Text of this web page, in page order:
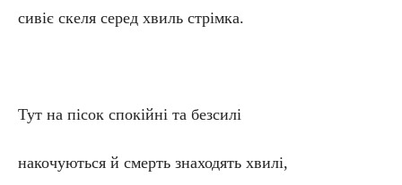
сивіє скеля серед хвиль стрімка.
Тут на пісок спокійні та безсилі
накочуються й смерть знаходять хвилі,